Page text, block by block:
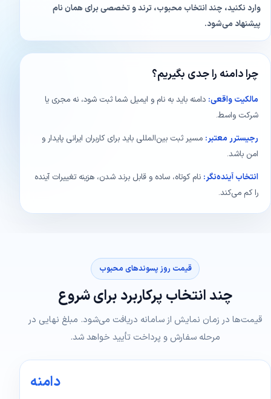
وارد نکنید، چند انتخاب محبوب، ترند و تخصصی برای همان نام
پیشنهاد می‌شود.
چرا دامنه را جدی بگیریم؟
مالکیت واقعی: دامنه باید به نام و ایمیل شما ثبت شود، نه مجری یا
شرکت واسط.
رجیسترر معتبر: مسیر ثبت بین‌المللی باید برای کاربران ایرانی پایدار و
امن باشد.
انتخاب آینده‌نگر: نام کوتاه، ساده و قابل برند شدن، هزینه تغییرات آینده
را کم می‌کند.
قیمت روز پسوندهای محبوب
چند انتخاب پرکاربرد برای شروع
قیمت‌ها در زمان نمایش از سامانه دریافت می‌شود. مبلغ نهایی در
مرحله سفارش و پرداخت تأیید خواهد شد.
دامنه